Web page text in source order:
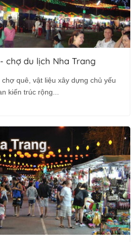
chợ du lịch Nha Trang
quê, vật liệu xây dựng chủ yếu
kiến trúc rộng...